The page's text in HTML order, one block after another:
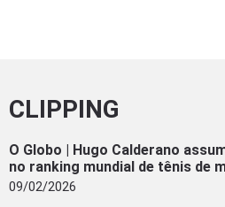
CLIPPING
O Globo | Hugo Calderano
no ranking mundial de tênis de
09/02/2026